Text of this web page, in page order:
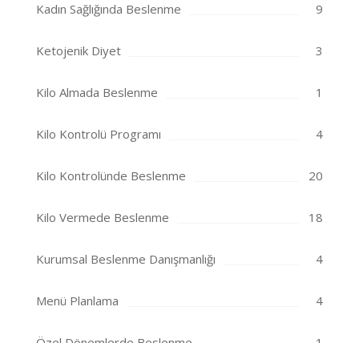
Kadın Sağlığında Beslenme 9
Ketojenik Diyet 3
Kilo Almada Beslenme 1
Kilo Kontrolü Programı 4
Kilo Kontrolünde Beslenme 20
Kilo Vermede Beslenme 18
Kurumsal Beslenme Danışmanlığı 4
Menü Planlama 4